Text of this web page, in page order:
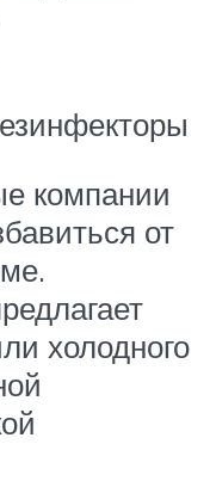
компании
от
холодного